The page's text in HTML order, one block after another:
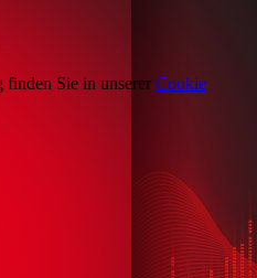
finden Sie in unserer Cookie